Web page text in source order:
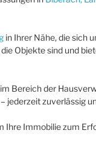
in Ihrer Nähe, die sich
Objekte sind und
Bereich der
jederzeit zuverlässig
Ihre Immobilie zum